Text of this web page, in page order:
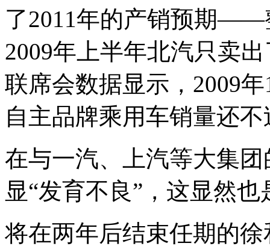
了2011年的产销预期——
2009年上半年北汽只卖
联席会数据显示，2009
自主品牌乘用车销量还
在与一汽、上汽等大集团
显“发育不良”，这显然
将在两年后结束任期的